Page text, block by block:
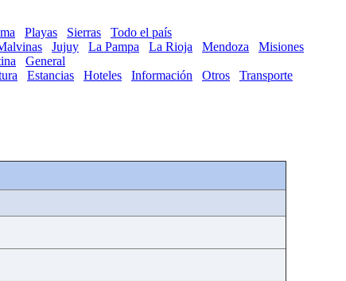
Playas Sierras
Todo el país
Jujuy La Pampa La Rioja Mendoza
Misiones
General
Estancias Hoteles Información Otros
Transporte